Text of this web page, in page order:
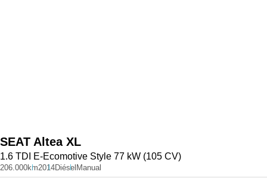
SEAT Altea XL
1.6 TDI E-Ecomotive Style 77 kW (105 CV)
206.000km2014DiéselManual